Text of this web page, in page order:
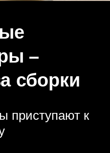
–
сборки
приступают к